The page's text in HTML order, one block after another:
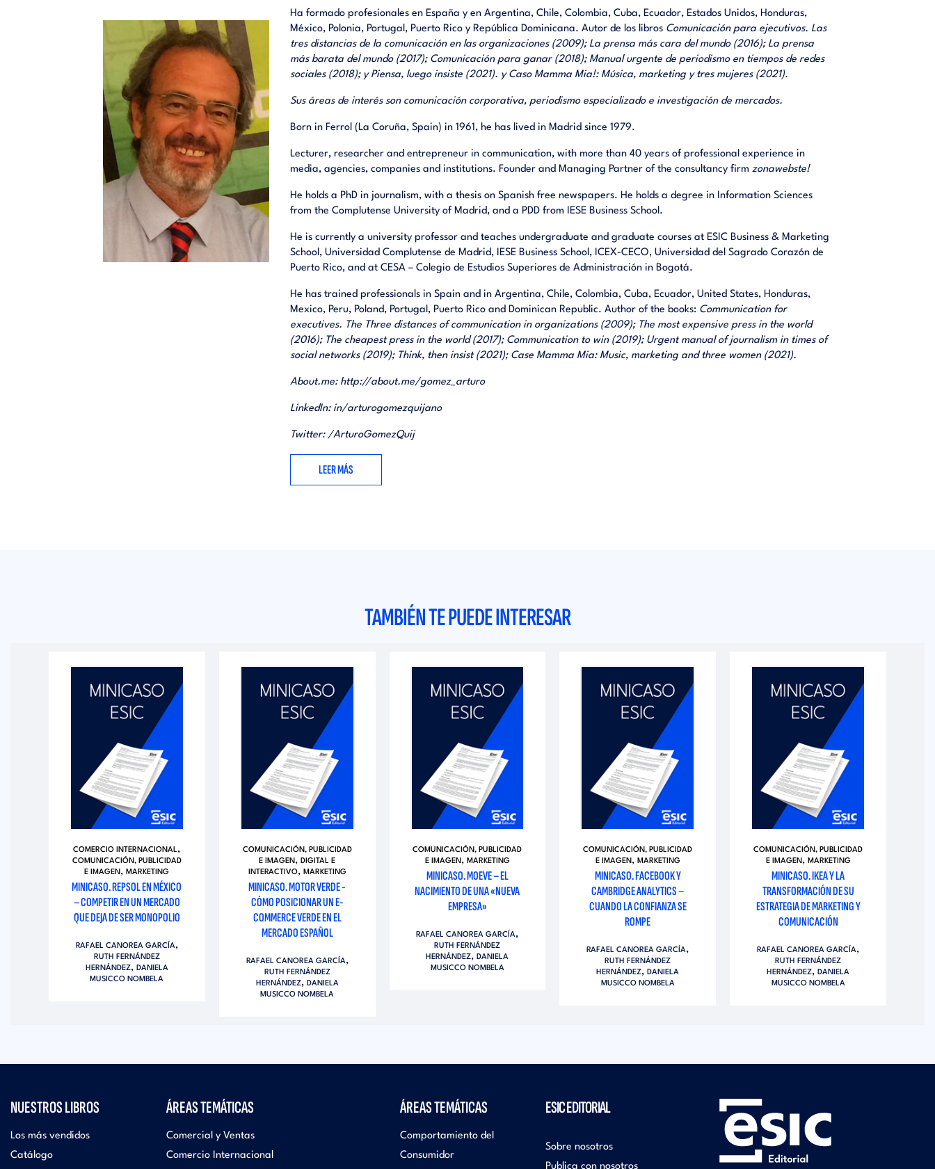
Ha formado profesionales en España y en Argentina, Chile, Colombia, Cuba, Ecuador, Estados Unidos, Honduras,
México, Polonia, Portugal, Puerto Rico y República Dominicana. Autor de los libros Comunicación para ejecutivos. Las
tres distancias de la comunicación en las organizaciones (2009); La prensa más cara del mundo (2016); La prensa
más barata del mundo (2017); Comunicación para ganar (2018); Manual urgente de periodismo en tiempos de redes
sociales (2018); y Piensa, luego insiste (2021). y Caso Mamma Mia!: Música, marketing y tres mujeres (2021).
Sus áreas de interés son comunicación corporativa, periodismo especializado e investigación de mercados.
Born in Ferrol (La Coruña, Spain) in 1961, he has lived in Madrid since 1979.
Lecturer, researcher and entrepreneur in communication, with more than 40 years of professional experience in
media, agencies, companies and institutions. Founder and Managing Partner of the consultancy firmzonawebste!
He holds a PhD in journalism, with a thesis on Spanish free newspapers. He holds a degree in Information Sciences
from the Complutense University of Madrid, and a PDD from IESE Business School.
He is currently a university professor and teaches undergraduate and graduate courses at ESIC Business & Marketing
School, Universidad Complutense de Madrid, IESE Business School, ICEX-CECO, Universidad del Sagrado Corazón de
Puerto Rico, and at CESA – Colegio de Estudios Superiores de Administración in Bogotá.
He has trained professionals in Spain and in Argentina, Chile, Colombia, Cuba, Ecuador, United States, Honduras,
Mexico, Peru, Poland, Portugal, Puerto Rico and Dominican Republic. Author of the books: Communication for
executives. The Three distances of communication in organizations (2009); The most expensive press in the world
(2016); The cheapest press in the world (2017); Communication to win (2019); Urgent manual of journalism in times of
social networks (2019); Think, then insist (2021); Case Mamma Mia: Music, marketing and three women (2021).
About.me: http://about.me/gomez_arturo
LinkedIn: in/arturogomezquijano
Twitter:/ArturoGomezQuij
LEER MÁS
TAMBIÉN TE PUEDE INTERESAR
COMERCIO INTERNACIONAL,
COMUNICACIÓN, PUBLICIDAD
E IMAGEN,MARKETING
MINICASO. REPSOL EN MÉXICO
– COMPETIR EN UN MERCADO
QUE DEJA DE SER MONOPOLIO
RAFAEL CANOREA GARCÍA,
RUTH FERNÁNDEZ
HERNÁNDEZ, DANIELA
MUSICCO NOMBELA
COMUNICACIÓN, PUBLICIDAD
E IMAGEN,DIGITAL E
INTERACTIVO, MARKETING
MINICASO. MOTOR VERDE -
CÓMO POSICIONAR UN E-
COMMERCE VERDE EN EL
MERCADO ESPAÑOL
RAFAEL CANOREA GARCÍA,
RUTH FERNÁNDEZ
HERNÁNDEZ, DANIELA
MUSICCO NOMBELA
COMUNICACIÓN, PUBLICIDAD
E IMAGEN, MARKETING
MINICASO. MOEVE – EL
NACIMIENTO DE UNA «NUEVA
EMPRESA»
RAFAEL CANOREA GARCÍA,
RUTH FERNÁNDEZ
HERNÁNDEZ,DANIELA
MUSICCO NOMBELA
COMUNICACIÓN, PUBLICIDAD
E IMAGEN, MARKETING
MINICASO. FACEBOOK Y
CAMBRIDGE ANALYTICS –
CUANDO LA CONFIANZA SE
ROMPE
RAFAEL CANOREA GARCÍA,
RUTH FERNÁNDEZ
HERNÁNDEZ,DANIELA
MUSICCO NOMBELA
COMUNICACIÓN, PUBLICIDAD
E IMAGEN, MARKETING
MINICASO. IKEA Y LA
TRANSFORMACIÓN DE SU
ESTRATEGIA DE MARKETING Y
COMUNICACIÓN
RAFAEL CANOREA GARCÍA,
RUTH FERNÁNDEZ
HERNÁNDEZ,DANIELA
MUSICCO NOMBELA
NUESTROS LIBROS
Los más vendidos
Catálogo
ÁREAS TEMÁTICAS
Comercial y Ventas
Comercio Internacional
ÁREAS TEMÁTICAS
Comportamiento del
Consumidor
ESIC EDITORIAL
Sobre nosotros
Publica con nosotros